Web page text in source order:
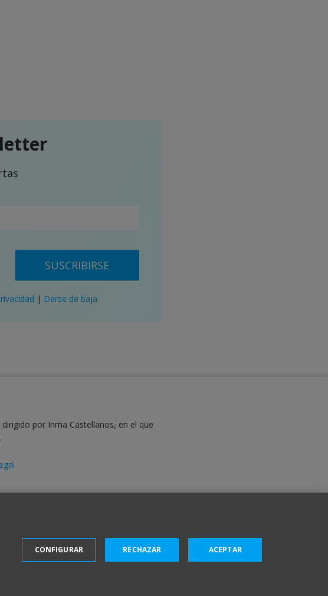
SUSCRIBIRSE
| Darse de baja
por Inma Castellanos, en el que
CONFIGURAR RECHAZAR ACEPTAR